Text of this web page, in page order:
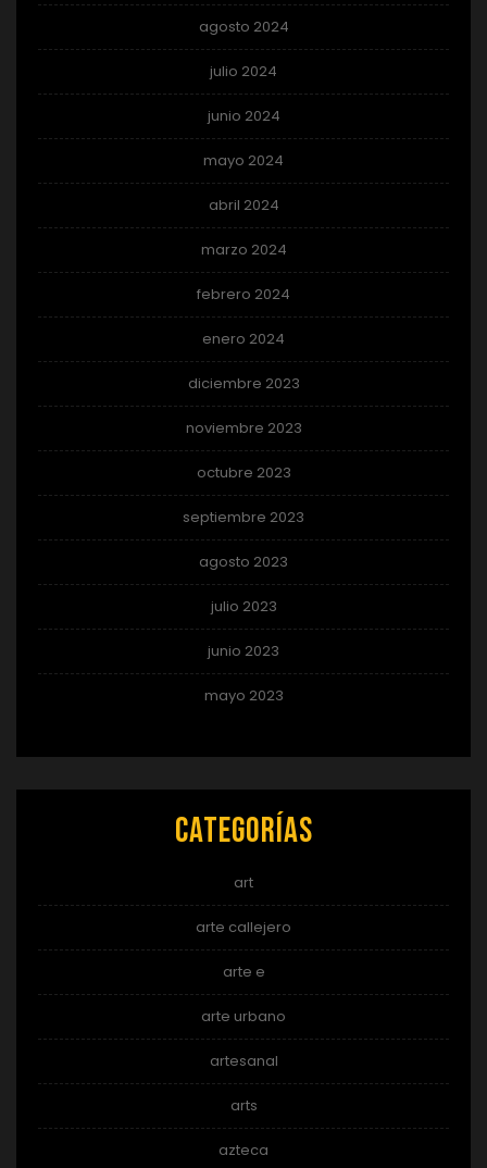
agosto 2024
julio 2024
junio 2024
mayo 2024
abril 2024
marzo 2024
febrero 2024
enero 2024
diciembre 2023
noviembre 2023
octubre 2023
septiembre 2023
agosto 2023
julio 2023
junio 2023
mayo 2023
Categorías
art
arte callejero
arte e
arte urbano
artesanal
arts
azteca